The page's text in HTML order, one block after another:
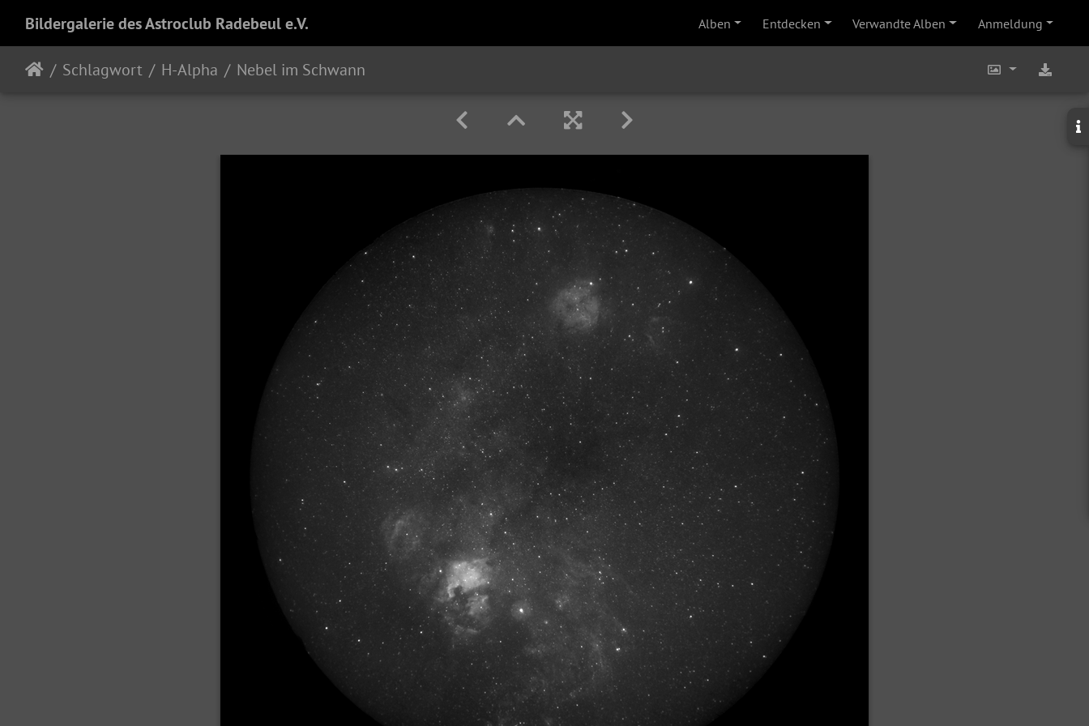
Bildergalerie des Astroclub Radebeul e.V. Alben Entdecken Verwandte Alben Anmeldung
Schlagwort H-Alpha Nebel im Schwann